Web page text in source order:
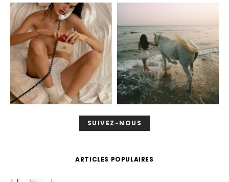
SUIVEZ-NOUS
ARTICLES POPULAIRES